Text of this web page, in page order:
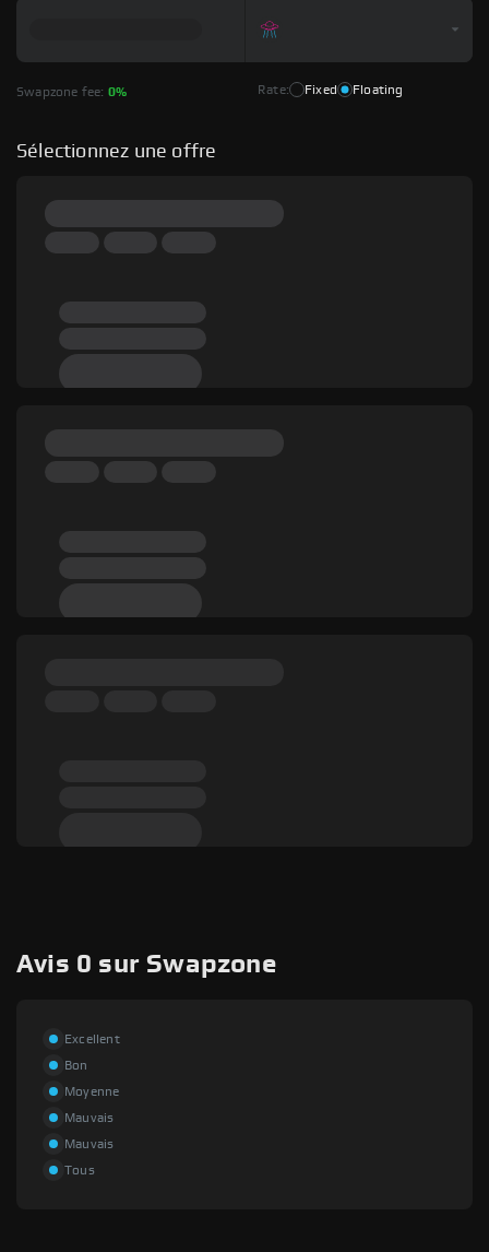
Swapzone fee: 0% Rate: Fixed Floating
Sélectionnez une offre
Avis 0 sur Swapzone
Excellent
Bon
Moyenne
Mauvais
Mauvais
Tous